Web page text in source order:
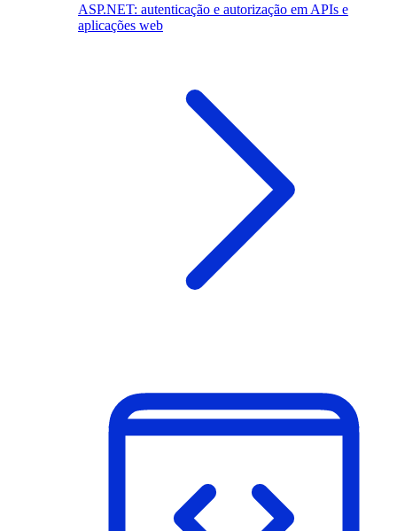
ASP.NET: autenticação e autorização em APIs e
aplicações web